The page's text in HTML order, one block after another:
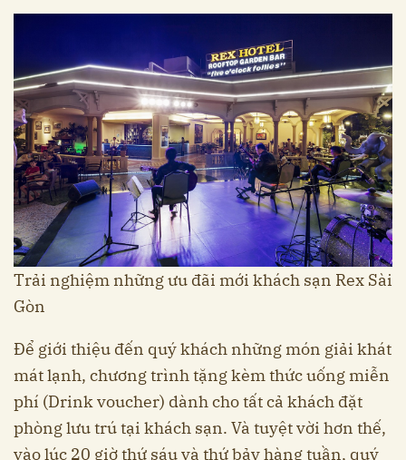
Trải nghiệm những ưu đãi mới khách sạn Rex Sài
Gòn
Để giới thiệu đến quý khách những món giải khát
mát lạnh, chương trình tặng kèm thức uống miễn
phí (Drink voucher) dành cho tất cả khách đặt
phòng lưu trú tại khách sạn. Và tuyệt vời hơn thế,
vào lúc 20 giờ thứ sáu và thứ bảy hàng tuần, quý